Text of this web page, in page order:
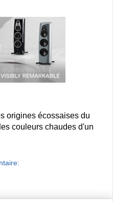
origines écossaises du
couleurs chaudes d'un